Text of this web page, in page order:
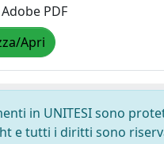
PDF
Apri
in UNITESI sono
e tutti i diritti sono